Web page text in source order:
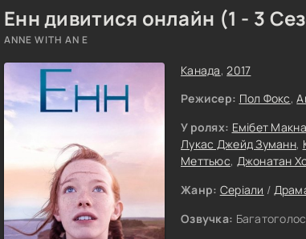
Енн дивитися онлайн (1 - 3
ANNE WITH AN E
Канада,2017
Режисер: Пол Фокс,
У ролях: Емібет
Лукас Джейд Зуманн,
Меттьюс, Джонатан
Жанр: Серіали /
Озвучка: